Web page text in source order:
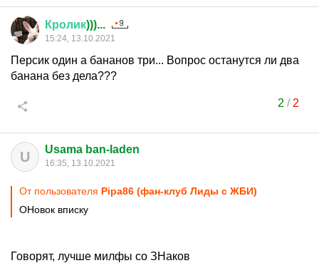
Кролик)))...
15:24, 13.10.2021
Персик один а бананов три... Вопрос останутся ли два
банана без дела???
2 / 2
U Usama ban-laden
16:35, 13.10.2021
От пользователя Pipa86 (фан-клуб Лиды с ЖБИ)
ОНовок вписку
Говорят, лучше милфы со ЗНаков